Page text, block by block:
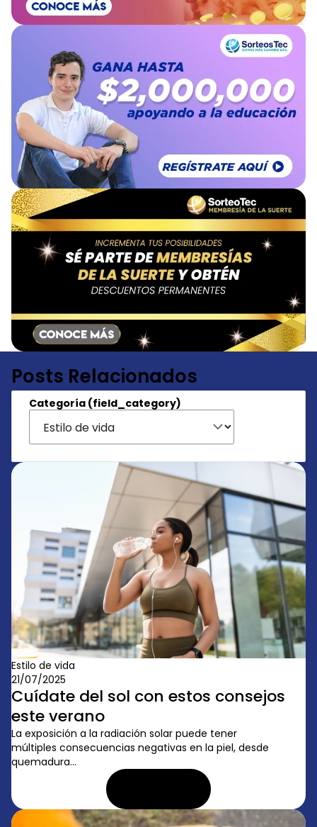
Posts Relacionados
Categoría (field_category)
Estilo de vida
21/07/2025
Cuídate del sol con estos consejos
este verano
La exposición a la radiación solar puede tener
múltiples consecuencias negativas en la piel, desde
quemadura...